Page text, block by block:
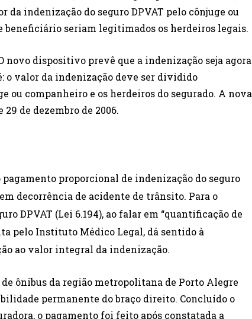
indenização do seguro DPVAT pelo cônjuge ou
seriam legitimados os herdeiros legais.
novo dispositivo prevê que a indenização seja agora
o valor da indenização deve ser dividido
ou companheiro e os herdeiros do segurado. A nova
de dezembro de 2006.
pagamento proporcional de indenização do seguro
decorrência de acidente de trânsito. Para o
DPVAT (Lei 6.194), ao falar em “quantificação de
pelo Instituto Médico Legal, dá sentido à
ao valor integral da indenização.
ônibus da região metropolitana de Porto Alegre
permanente do braço direito. Concluído o
o pagamento foi feito após constatada a